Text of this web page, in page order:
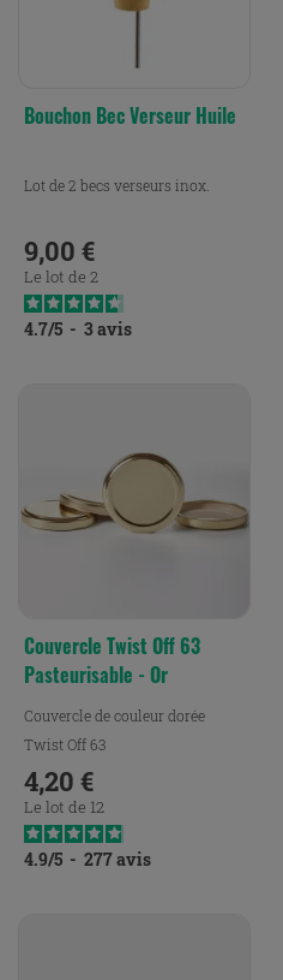
Bouchon Bec Verseur Huile
Lot de 2 becs verseurs inox.
Prix
9,00 €
Le lot de 2
4.7/5 - 3 avis
Couvercle Twist Off 63
Pasteurisable - Or
Couvercle de couleur dorée
Twist Off 63
Prix
4,20 €
Le lot de 12
4.9/5 - 277avis